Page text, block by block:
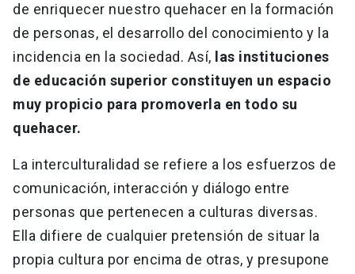
de enriquecer nuestro quehacer en la formación
de personas, el desarrollo del conocimiento y la
incidencia en la sociedad. Así, las instituciones
de educación superior constituyen un espacio
muy propicio para promoverla en todo su
quehacer.
La interculturalidad se refiere a los esfuerzos de
comunicación, interacción y diálogo entre
personas que pertenecen a culturas diversas.
Ella difiere de cualquier pretensión de situar la
propia cultura por encima de otras, y presupone